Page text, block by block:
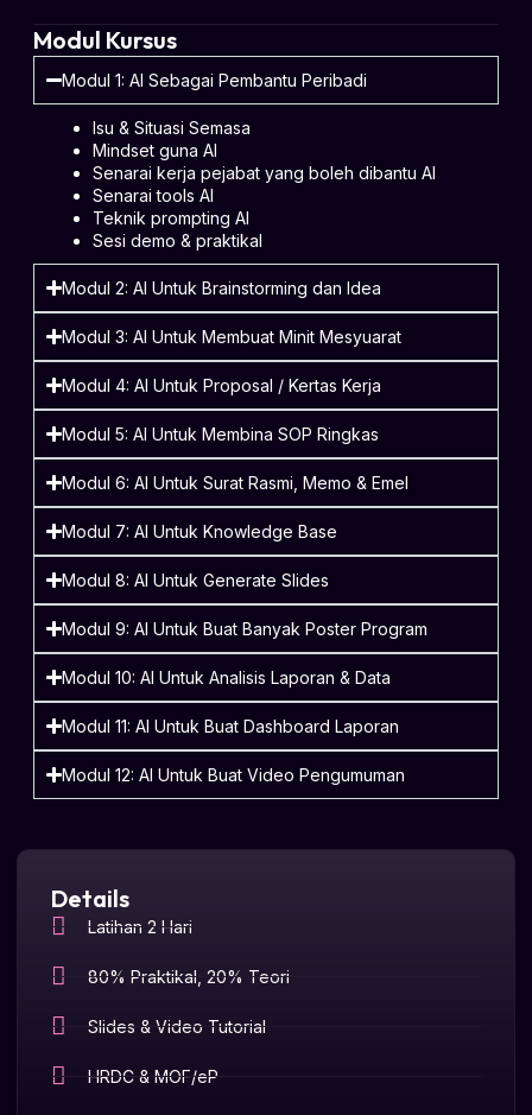
Modul Kursus
Modul 1: AI Sebagai Pembantu Peribadi
Isu & Situasi Semasa
Mindset guna AI
Senarai kerja pejabat yang boleh dibantu AI
Senarai tools AI
Teknik prompting AI
Sesi demo & praktikal
Modul 2: AI Untuk Brainstorming dan Idea
Modul 3: AI Untuk Membuat Minit Mesyuarat
Modul 4: AI Untuk Proposal / Kertas Kerja
Modul 5: AI Untuk Membina SOP Ringkas
Modul 6: AI Untuk Surat Rasmi, Memo & Emel
Modul 7: AI Untuk Knowledge Base
Modul 8: AI Untuk Generate Slides
Modul 9: AI Untuk Buat Banyak Poster Program
Modul 10: AI Untuk Analisis Laporan & Data
Modul 11: AI Untuk Buat Dashboard Laporan
Modul 12: AI Untuk Buat Video Pengumuman
Details
Latihan 2 Hari
80% Praktikal, 20% Teori
Slides & Video Tutorial
HRDC & MOF/eP